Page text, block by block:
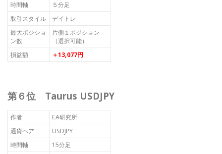
時間軸
５分足
取引スタイル
デイトレ
最大ポジショ
ン数
片側１ポジション
（選択可能）
損益額
＋13,077円
第６位 Taurus USDJPY
作者
EA研究所
通貨ペア
USDJPY
時間軸
15分足